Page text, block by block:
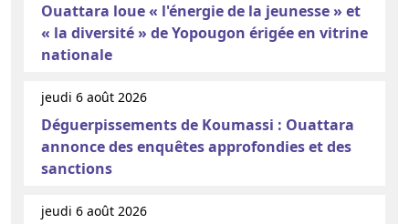
Ouattara loue « l'énergie de la jeunesse » et
« la diversité » de Yopougon érigée en vitrine
nationale
jeudi 6 août 2026
Déguerpissements de Koumassi : Ouattara
annonce des enquêtes approfondies et des
sanctions
jeudi 6 août 2026